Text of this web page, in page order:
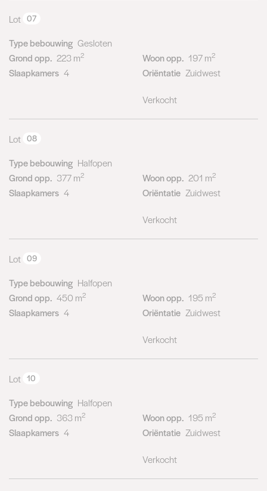
Lot 07
Type bebouwing Gesloten
Grond opp. 223 m2 Woon opp. 197 m2
Slaapkamers 4 Oriëntatie Zuidwest
Verkocht
Lot 08
Type bebouwing Halfopen
Grond opp. 377 m2 Woon opp. 201 m2
Slaapkamers 4 Oriëntatie Zuidwest
Verkocht
Lot 09
Type bebouwing Halfopen
Grond opp. 450 m2 Woon opp. 195 m2
Slaapkamers 4 Oriëntatie Zuidwest
Verkocht
Lot 10
Type bebouwing Halfopen
Grond opp. 363 m2 Woon opp. 195 m2
Slaapkamers 4 Oriëntatie Zuidwest
Verkocht